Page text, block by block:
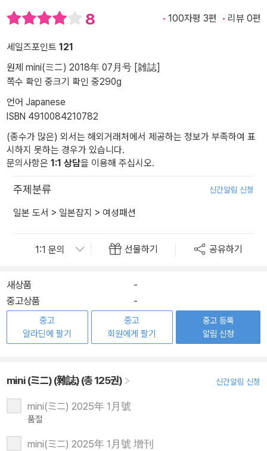
8 100자평 3편 리뷰 0편
세일즈포인트 121
원제 mini(ミニ) 2018年 07月号 [雑誌]
쪽수 확인 중크기 확인 중290g
언어 Japanese
ISBN 4910084210782
(종수가 많은) 외서는 해외거래처에서 제공하는 정보가 부족하여 표
시하지 못하는 경우가 있습니다.
문의사항은 1:1 상담을 이용해 주십시오.
주제분류 신간알림 신청
일본 도서 > 일본잡지 > 여성패션
선물하기 공유하기
새상품
-
중고상품
-
중고
알라딘에 팔기
중고
회원에게 팔기
중고 등록
알림 신청
mini (ミニ) (雜誌) (총 125권) 신간알림 신청
mini(ミニ) 2025年 1月號
품절
mini(ミニ) 2025年 1月號 增刊